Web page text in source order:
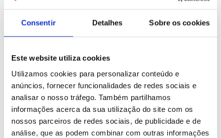
Consentir Detalhes Sobre os cookies
Este website utiliza cookies
Utilizamos cookies para personalizar conteúdo e
anúncios, fornecer funcionalidades de redes sociais e
analisar o nosso tráfego. Também partilhamos
informações acerca da sua utilização do site com os
nossos parceiros de redes sociais, de publicidade e de
análise, que as podem combinar com outras informações
Migrações: Trump
classifica crise migratória
em Ceuta como "invasão"
Papa Leão XIV recebeu
em audiência a cantora
Patti Smith, "sacerdotisa